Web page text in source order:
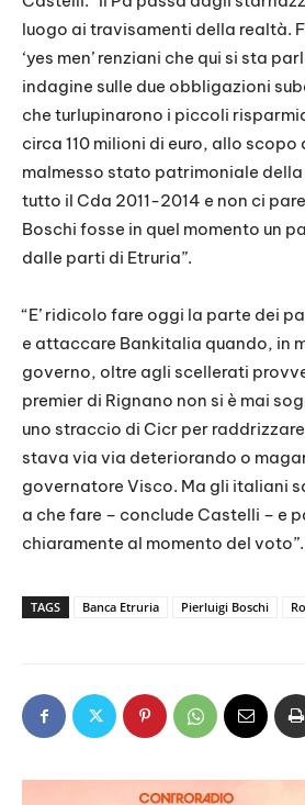
luogo ai travisamenti della realtà.
‘yes men’ renziani che qui si sta
indagine sulle due obbligazioni
che turlupinarono i piccoli
circa 110 milioni di euro, allo scopo
malmesso stato patrimoniale della
tutto il Cda 2011-2014 e non ci
Boschi fosse in quel momento un
dalle parti di Etruria”.
“E’ ridicolo fare oggi la parte dei
e attaccare Bankitalia quando, in
governo, oltre agli scellerati
premier di Rignano non si è mai
uno straccio di Cicr per
stava via via deteriorando o
governatore Visco. Ma gli italiani
a che fare – conclude Castelli – e
chiaramente al momento del voto”.
TAGS Banca Etruria Pierluigi Boschi